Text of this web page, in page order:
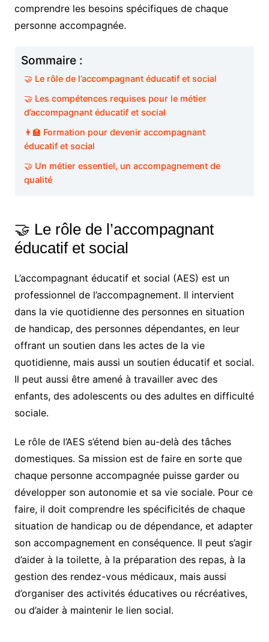
comprendre les besoins spécifiques de chaque
personne accompagnée.
Sommaire :
🤝 Le rôle de l’accompagnant éducatif et social
🤝 Les compétences requises pour le métier
d’accompagnant éducatif et social
👩‍🏫 Formation pour devenir accompagnant
éducatif et social
🤝 Un métier essentiel, un accompagnement de
qualité
🤝 Le rôle de l’accompagnant
éducatif et social
L’accompagnant éducatif et social (AES) est un
professionnel de l’accompagnement. Il intervient
dans la vie quotidienne des personnes en situation
de handicap, des personnes dépendantes, en leur
offrant un soutien dans les actes de la vie
quotidienne, mais aussi un soutien éducatif et social.
Il peut aussi être amené à travailler avec des
enfants, des adolescents ou des adultes en difficulté
sociale.
Le rôle de l’AES s’étend bien au-delà des tâches
domestiques. Sa mission est de faire en sorte que
chaque personne accompagnée puisse garder ou
développer son autonomie et sa vie sociale. Pour ce
faire, il doit comprendre les spécificités de chaque
situation de handicap ou de dépendance, et adapter
son accompagnement en conséquence. Il peut s’agir
d’aider à la toilette, à la préparation des repas, à la
gestion des rendez-vous médicaux, mais aussi
d’organiser des activités éducatives ou récréatives,
ou d’aider à maintenir le lien social.